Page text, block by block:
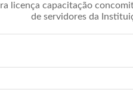
licença capacitação
de servidores da